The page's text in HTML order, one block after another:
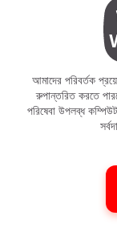
আমাদের পরিবর্তক
রুপান্তরিত করতে
পরিষেবা উপলব্ধ